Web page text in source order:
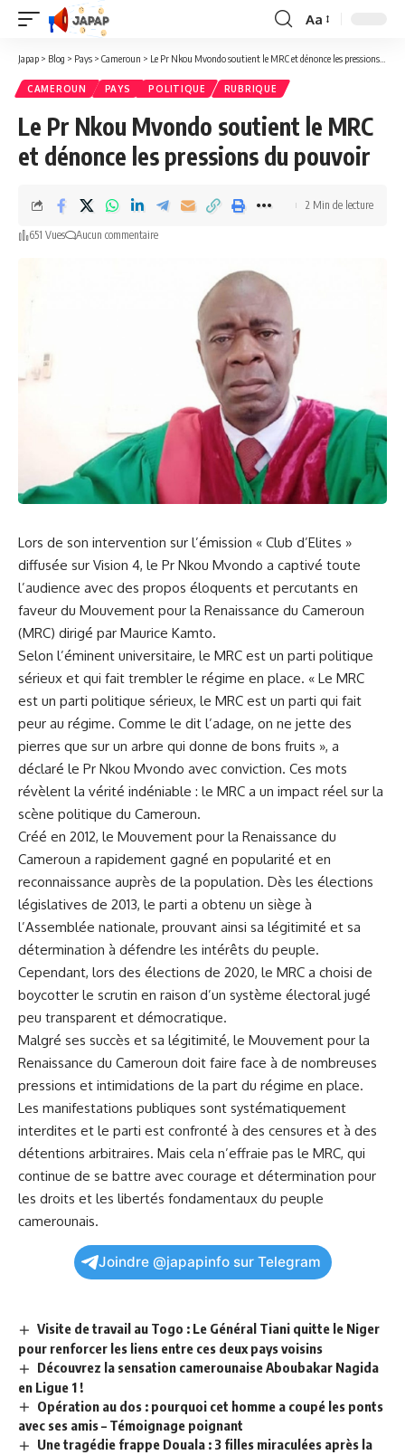
Redimensionner
la
Aa
Japap > Blog > Pays > Cameroun > Le Pr Nkou Mvondo soutient le MRC et dénonce les pressions du pouvoir
CAMEROUN PAYS POLITIQUE RUBRIQUE
Le Pr Nkou Mvondo soutient le MRC
et dénonce les pressions du pouvoir
651 Vues Aucun commentaire
2 Min de lecture
Lors de son⁤ intervention sur l’émission « Club d’Elites »
diffusée sur⁤ Vision ⁤4, le Pr Nkou Mvondo a captivé⁤ toute
l’audience avec des propos ‌éloquents et percutants⁤ en
faveur du Mouvement pour la Renaissance du Cameroun
(MRC) dirigé par Maurice Kamto.
Selon l’éminent ‌universitaire, le MRC est un parti politique
⁢sérieux et qui fait trembler le ​régime⁤ en place. « Le MRC
est ​un parti politique ​sérieux, le MRC est un parti qui fait‍
peur au régime. Comme le dit ​l’adage, on ne jette ‌des
⁤pierres que sur un arbre qui donne de bons fruits », a
déclaré le‌ Pr Nkou Mvondo avec conviction. Ces mots
⁢révèlent‌ la vérité indéniable⁢ :‍ le MRC a un impact réel sur ⁣la
⁣scène politique du ​Cameroun.
Créé en‌ 2012, le Mouvement ‍pour la Renaissance du
Cameroun a rapidement ⁢gagné ​en popularité et en
reconnaissance auprès de la population. Dès ⁣les élections
législatives de 2013, le ‌parti a obtenu un siège à
l’Assemblée ⁤nationale, prouvant⁣ ainsi sa légitimité et⁢ sa
détermination ⁣à défendre les intérêts du peuple.
Cependant, lors des élections de 2020, le MRC a choisi de ​
boycotter le scrutin ‍en ‌raison d’un système électoral jugé
peu transparent et ‍démocratique.
Malgré‍ ses succès et ⁢sa légitimité, le Mouvement ‍pour la
Renaissance du Cameroun doit faire face à de nombreuses
pressions et intimidations ‍de la part du régime en place.
Les‍ manifestations publiques sont systématiquement
interdites et le parti est confronté à ⁢des censures et à ‌des
détentions arbitraires. Mais cela n’effraie pas le MRC, qui
continue de se battre avec⁤ courage‌ et détermination pour
les droits⁤ et les libertés fondamentaux du ‍peuple
camerounais.
Joindre @japapinfo sur Telegram
Visite de travail au Togo : Le Général Tiani quitte le Niger
pour renforcer les liens entre ces deux pays voisins
Découvrez la sensation camerounaise Aboubakar Nagida
en Ligue 1 !
Opération au dos : pourquoi cet homme a coupé les ponts
avec ses amis – Témoignage poignant
Une tragédie frappe Douala : 3 filles miraculées après la